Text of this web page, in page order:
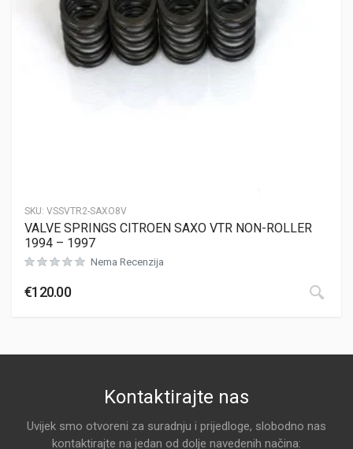
SKU: VSSVTR2-SAXO8V
VALVE SPRINGS CITROEN SAXO VTR NON-ROLLER
1994 – 1997
Nema Recenzija
€120.00
Kontaktirajte nas
Uvijek smo otvoreni za suradnju i prijedloge, slobodno nas
kontaktirajte na jedan od dolje navedenih načina: